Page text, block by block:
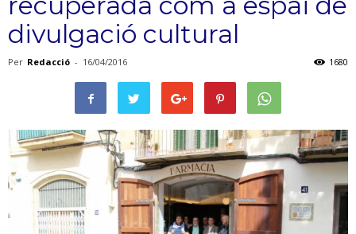
divulgació cultural
Per Redacció - 16/04/2016 1680